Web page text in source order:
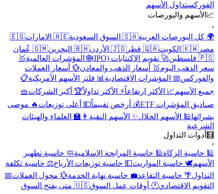
الفوركستداول الأسهم
📈 الأسهم والبورصات
›
🌍 كل البورصات العربية🇸🇦 السوق السعودية 🇦🇪 الإمارات
🇪🇬
مصر 🇰🇼 الكويت 🇶🇦 قطر 🇯🇴 الأردن 🇧🇭 البحرين
🇴🇲 عُمان
🇵🇸 فلسطين
🚀 تقويم الاكتتابات (IPO) 🌐 المؤشرات العالمية🥇
سعر الذهب اليوم🥇 أسعار الذهب والمعادن💱 أسعار العملات
والفوركس📅 المؤشرات الاقتصادية 📊 فلتر الأسهم الأمريكية📋
جميع الأسهم📈 الأكثر ارتفاعاً⚡ الأكثر تداولاً🏆 أكبر الشركات🧺
صناديق المؤشرات ETF
💰 أرخص تقييماً💵 أعلى توزيعات 🔥 موصى
بشرائها🕌 الأسهم الحلال✨ الأسهم النقية 👨‍🏫 العلماء والهيئات
الشرعية
🧮 أدوات التداول
›
🕌 حاسبة الزكاة🕌 حاسبة المرابحة الإسلامية🧼 حاسبة تطهير
الأسهم🕊️ حاسبة المواريث💵 حاسبة توزيعات الأرباح⚖️ حاسبة تكلفة
التداول🌴 حاسبة التقاعد💼 حاسبة نهاية الخدمة💱 محول العملات📅
التقويم الاقتصادي🕐 أوقات عمل السوق
🇺🇸 متى يفتح السوق